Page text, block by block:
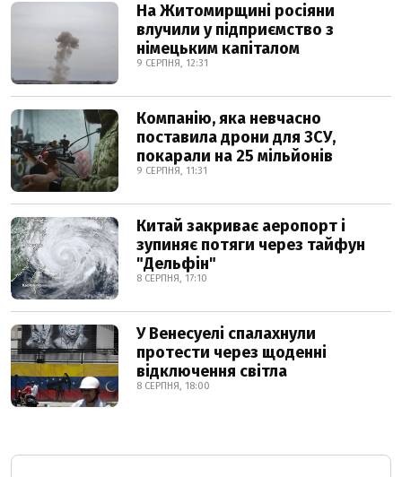
На Житомирщині росіяни
влучили у підприємство з
німецьким капіталом
9 СЕРПНЯ, 12:31
Компанію, яка невчасно
поставила дрони для ЗСУ,
покарали на 25 мільйонів
9 СЕРПНЯ, 11:31
Китай закриває аеропорт і
зупиняє потяги через тайфун
"Дельфін"
8 СЕРПНЯ, 17:10
У Венесуелі спалахнули
протести через щоденні
відключення світла
8 СЕРПНЯ, 18:00